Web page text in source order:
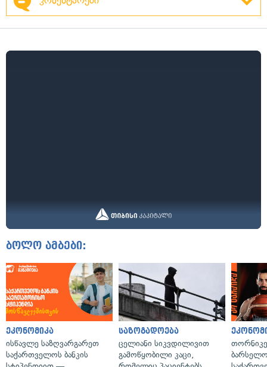
ბოლო ამბები:
ეკონომიკა
ისწავლე საზღვარგარეთ
საქართველოს ბანკის
საზოგადოება
ცელიანი სიკვდილივით
გამოწყობილი კაცი,